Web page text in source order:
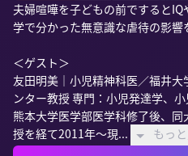
夫婦喧嘩を子どもの前ですると
学で分かった無意識な虐待の影響
＜ゲスト＞
友田明美｜小児精神科医／福井
ンター教授 専門：小児発達学、
熊本大学医学部医学科修了後、
授を経て2011年～現...
もっ